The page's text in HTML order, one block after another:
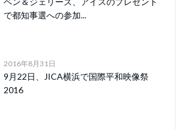
で都知事選への参加...
2016年8月31日
9月22日、JICA横浜で国際平和映像祭
2016